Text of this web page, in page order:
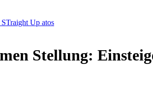
STraight Up atos
Stellung: